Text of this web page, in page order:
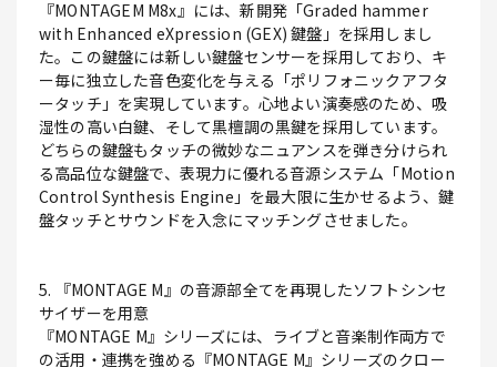
『MONTAGEM M8x』には、新開発「Graded hammer
with Enhanced eXpression (GEX) 鍵盤」を採用しまし
た。この鍵盤には新しい鍵盤センサーを採用しており、キ
ー毎に独立した音色変化を与える「ポリフォニックアフタ
ータッチ」を実現しています。心地よい演奏感のため、吸
湿性の高い白鍵、そして黒檀調の黒鍵を採用しています。
どちらの鍵盤もタッチの微妙なニュアンスを弾き分けられ
る高品位な鍵盤で、表現力に優れる音源システム「Motion
Control Synthesis Engine」を最大限に生かせるよう、鍵
盤タッチとサウンドを入念にマッチングさせました。
5. 『MONTAGE M』の音源部全てを再現したソフトシンセ
サイザーを用意
『MONTAGE M』シリーズには、ライブと音楽制作両方で
の活用・連携を強める『MONTAGE M』シリーズのクロー